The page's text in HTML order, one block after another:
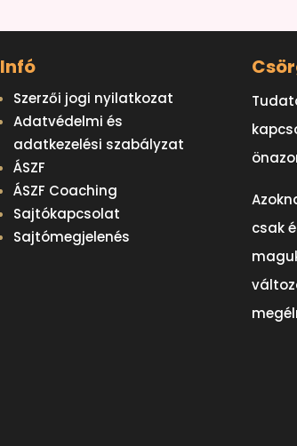
Infó
Szerzői jogi nyilatkozat
Adatvédelmi és
adatkezelési szabályzat
ÁSZF
ÁSZF Coaching
Sajtókapcsolat
Sajtómegjelenés
csak